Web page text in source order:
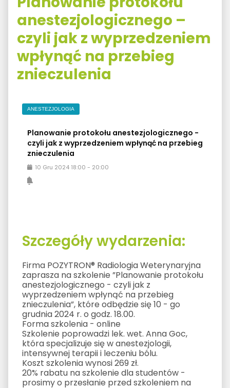
anestezjologicznego –
czyli jak z wyprzedzeniem
wpłynąć na przebieg
znieczulenia
ANESTEZJOLOGIA
Planowanie protokołu anestezjologicznego -
czyli jak z wyprzedzeniem wpłynąć na przebieg
znieczulenia
10 Gru 2024 18:00 - 20:00
Szczegóły wydarzenia:
Firma POZYTRON® Radiologia Weterynaryjna
zaprasza na szkolenie ”Planowanie protokołu
anestezjologicznego - czyli jak z
wyprzedzeniem wpłynąć na przebieg
znieczulenia”, które odbędzie się 10 - go
grudnia 2024 r. o godz. 18.00.
Forma szkolenia - online
Szkolenie poprowadzi lek. wet. Anna Goc,
która specjalizuje się w anestezjologii,
intensywnej terapii i leczeniu bólu.
Koszt szkolenia wynosi 269 zł.
20% rabatu na szkolenie dla studentów -
prosimy o przesłanie przed szkoleniem na